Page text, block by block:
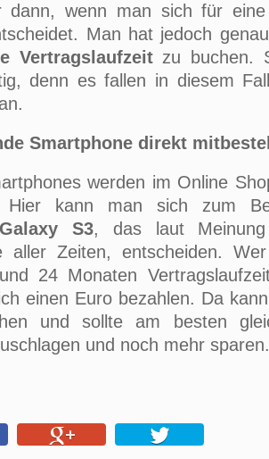
dann, wenn man sich für
Man hat jedoch
Vertragslaufzeitzu buchen.
denn es fallen in diesem
Smartphone direkt
werden im Online
Hier kann man sich zum
S3, das laut
aller Zeiten, entscheiden.
24 Monaten
einen Euro bezahlen. Da
und sollte am besten
und noch mehr sparen.